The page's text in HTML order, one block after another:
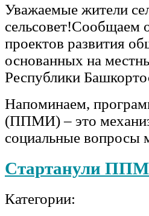
Уважаемые жители
сельсовет!Сообщаем
проектов развития
основанных на
Республики
Напоминаем,
(ППМИ) – это
социальные вопросы
Стартанули
Категории: